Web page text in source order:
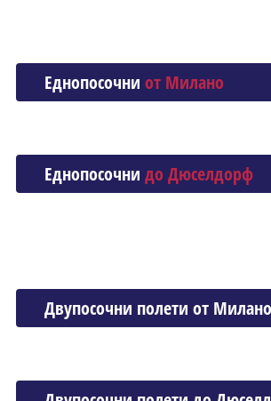
Еднопосочни от Миланo
Еднопосочни до Дюселдорф
Двупосочни полети от Миланo